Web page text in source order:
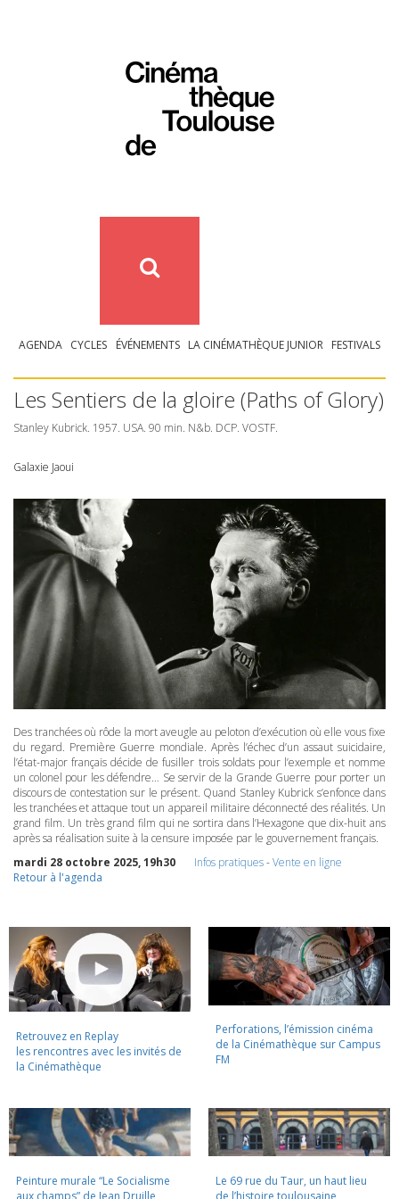
AGENDA CYCLES ÉVÉNEMENTS LA CINÉMATHÈQUE JUNIOR FESTIVALS
Les Sentiers de la gloire (Paths of Glory)
Stanley Kubrick. 1957. USA. 90 min. N&b. DCP. VOSTF.
Galaxie Jaoui
Des tranchées où rôde la mort aveugle au peloton d’exécution où elle vous fixe
du regard. Première Guerre mondiale. Après l’échec d’un assaut suicidaire,
l’état-major français décide de fusiller trois soldats pour l’exemple et nomme
un colonel pour les défendre… Se servir de la Grande Guerre pour porter un
discours de contestation sur le présent. Quand Stanley Kubrick s’enfonce dans
les tranchées et attaque tout un appareil militaire déconnecté des réalités. Un
grand film. Un très grand film qui ne sortira dans l’Hexagone que dix-huit ans
après sa réalisation suite à la censure imposée par le gouvernement français.
mardi 28 octobre 2025, 19h30
Infos pratiques-Vente en ligne
Retour à l'agenda
Retrouvez en Replay
les rencontres avec les invités de
la Cinémathèque
Perforations, l’émission cinéma
de la Cinémathèque sur Campus
FM
Peinture murale “Le Socialisme
aux champs” de Jean Druille,
Le 69 rue du Taur, un haut lieu
de l’histoire toulousaine